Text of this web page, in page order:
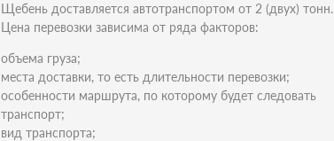
Щебень доставляется автотранспортом от 2 (двух) тонн.
Цена перевозки зависима от ряда факторов:
объема груза;
места доставки, то есть длительности перевозки;
особенности маршрута, по которому будет следовать
транспорт;
вид транспорта;